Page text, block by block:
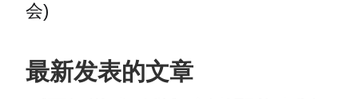
会)
最新发表的文章